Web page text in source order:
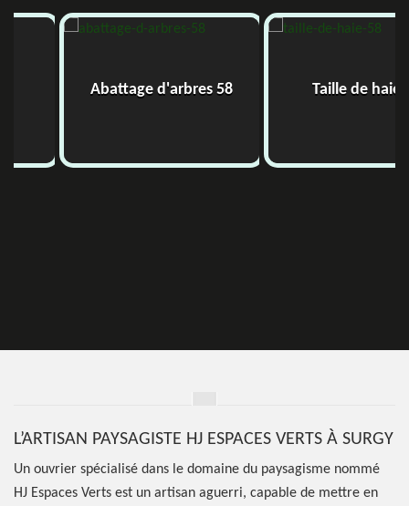
Abattage d'arbres 58 Taille de haie
L’ARTISAN PAYSAGISTE HJ ESPACES VERTS À SURGY
Un ouvrier spécialisé dans le domaine du paysagisme nommé
HJ Espaces Verts est un artisan aguerri, capable de mettre en